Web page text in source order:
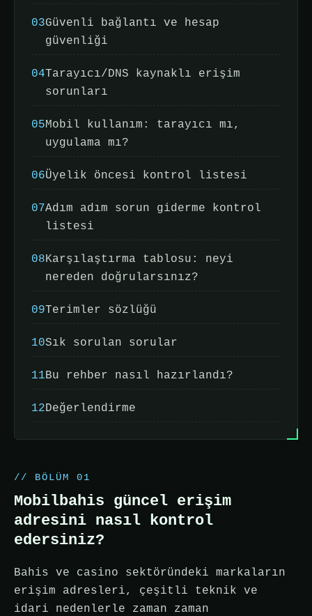
03Güvenli bağlantı ve hesap
güvenliği
04Tarayıcı/DNS kaynaklı erişim
sorunları
05Mobil kullanım: tarayıcı mı,
uygulama mı?
06Üyelik öncesi kontrol listesi
07Adım adım sorun giderme kontrol
listesi
08Karşılaştırma tablosu: neyi
nereden doğrularsınız?
09Terimler sözlüğü
10Sık sorulan sorular
11Bu rehber nasıl hazırlandı?
12Değerlendirme
// BÖLÜM 01
Mobilbahis güncel erişim
adresini nasıl kontrol
edersiniz?
Bahis ve casino sektöründeki markaların
erişim adresleri, çeşitli teknik ve
idari nedenlerle zaman zaman